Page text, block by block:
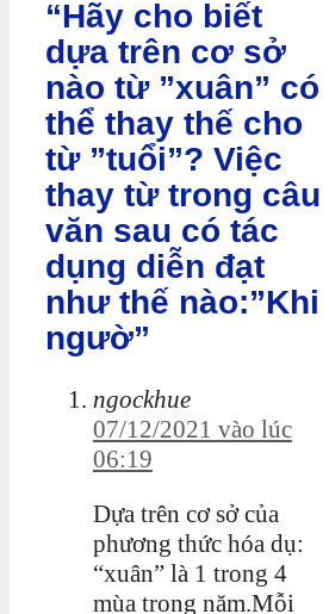
“Hãy cho biết
dựa trên cơ sở
nào từ ”xuân” có
thể thay thế cho
từ ”tuổi”? Việc
thay từ trong câu
văn sau có tác
dụng diễn đạt
như thế nào:”Khi
ngườ”
ngockhue
07/12/2021 vào lúc
06:19
Dựa trên cơ sở của
phương thức hóa dụ:
“xuân” là 1 trong 4
mùa trong năm.Mỗi